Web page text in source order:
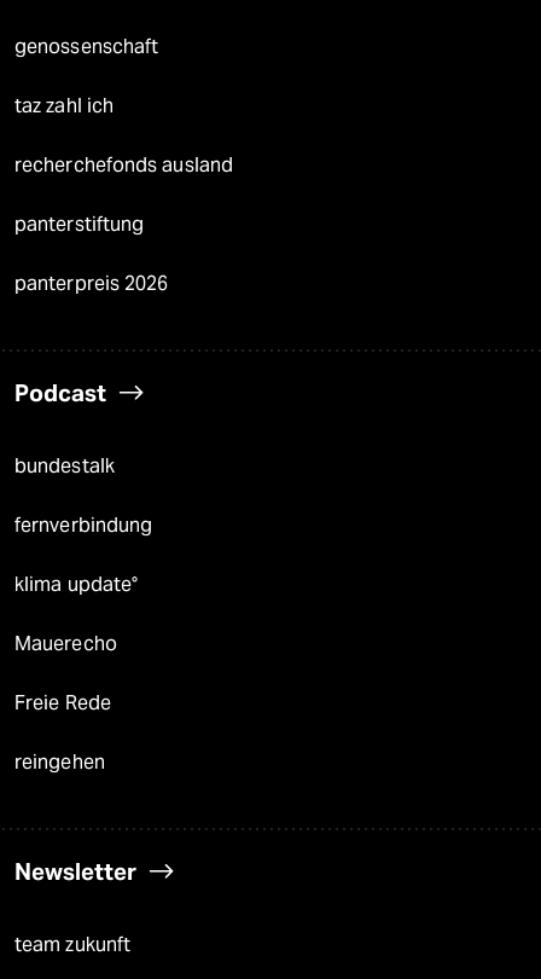
genossenschaft
taz zahl ich
recherchefonds ausland
panterstiftung
panterpreis 2026
Podcast
bundestalk
fernverbindung
klima update°
Mauerecho
Freie Rede
reingehen
Newsletter
team zukunft